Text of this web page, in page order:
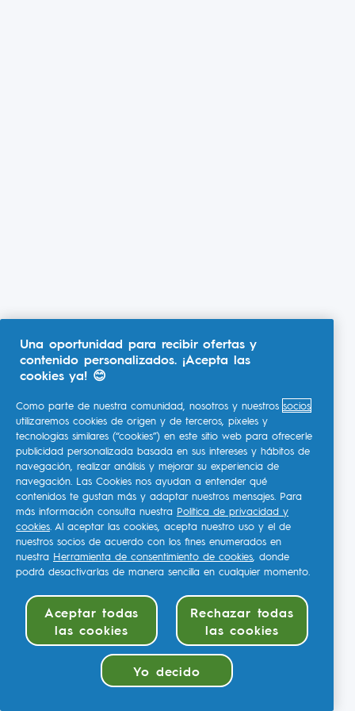
Una oportunidad para recibir ofertas y
contenido personalizados. ¡Acepta las
cookies ya! 😊
Como parte de nuestra comunidad, nosotros y nuestros socios
utilizaremos cookies de origen y de terceros, píxeles y
tecnologías similares (“cookies”) en este sitio web para ofrecerle
publicidad personalizada basada en sus intereses y hábitos de
navegación, realizar análisis y mejorar su experiencia de
navegación. Las Cookies nos ayudan a entender qué
contenidos te gustan más y adaptar nuestros mensajes. Para
más información consulta nuestra Política de privacidad y
cookies. Al aceptar las cookies, acepta nuestro uso y el de
nuestros socios de acuerdo con los fines enumerados en
nuestra Herramienta de consentimiento de cookies, donde
podrá desactivarlas de manera sencilla en cualquier momento.
Aceptar todas
las cookies
Rechazar todas
las cookies
Yo decido